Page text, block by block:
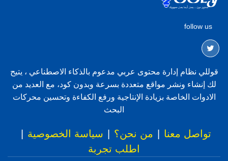
follow us
قوللي نظام إدارة محتوى عربي مدعوم بالذكاء الاصطناعي ، يتيح
لك إنشاء ونشر مواقع متعددة بسرعة وبدون كود، مع العديد من
الادوات الخاصة بزيادة الإنتاجية ورفع الكفاءة وتحسين محركات
البحث
تواصل معنا | من نحن؟ | سياسة الخصوصية |
اطلب تجربة